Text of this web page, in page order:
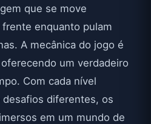
que se move
enquanto pulam
A mecânica do jogo é
um verdadeiro
Com cada nível
diferentes, os
em um mundo de